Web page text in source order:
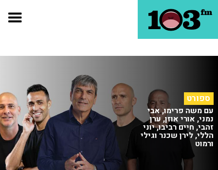
ספורט
עם משה פרימו, אבי
נמני, אורי אוזן, ערן
זהבי, חיים רביבו, יוני
הללי, לירן שכנר וגילי
ורמוט